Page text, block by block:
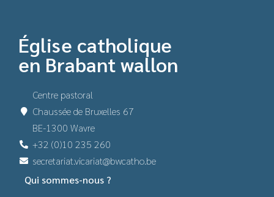
Église catholique
en Brabant wallon
Centre pastoral
Chaussée de Bruxelles 67
BE-1300 Wavre
+32 (0)10 235 260
secretariat.vicariat@bwcatho.be
Qui sommes-nous ?